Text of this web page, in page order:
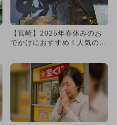
【宮崎】2025年春休みのお
でかけにおすすめ！人気のス